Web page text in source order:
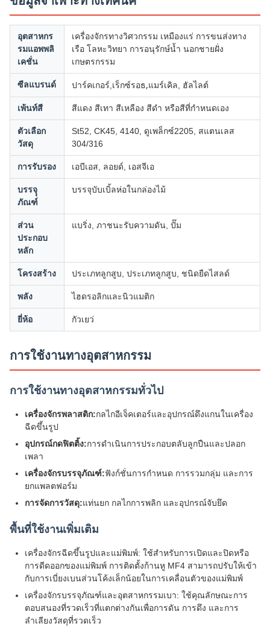
อุตสาหกร
รมแอพพลิ
เคชั่น
เครื่องจักรทางวิศวกรรม เหมืองแร่ การขนส่งทาง
เรือ โลหะวิทยา การอนุรักษ์น้ำ นอกชายฝั่ง
เกษตรกรรม
ซีลแบรนด์ ปาร์คเกอร์, เร็กซ์รอธ,แมร์เคิล, ฮัลไลต์
เพ้นท์สี สีแดง สีเทา สีเหลือง สีดำ หรือสีที่กำหนดเอง
ตัวเลือก
วัสดุ
St52, CK45, 4140, ดูเพล็กซ์2205, สแตนเลส
304/316
การรับรอง เอบีเอส, ลอยด์, เอสจีเอ
บรรจุุ
ภัณฑ์
บรรจุบับเบิ้ลห่อในกล่องไม้
ส่วน
ประกอบ
หลัก
แบริ่ง, ภาชนะรับความดัน, ปั๊ม
โครงสร้าง ประเภทลูกสูบ, ประเภทลูกสูบ, ชนิดยืดไสลด์
พลัง ไฮดรอลิกและนิวแมติก
ยี่ห้อ กัวเยว่
การใช้งานทางอุตสาหกรรม
การใช้งานทางอุตสาหกรรมทั่วไป
เครื่องจักรพลาสติก:กลไกอีเจ็คเตอร์และอุปกรณ์ดึงแกนในเครื่อง
ฉีดขึ้นรูป
อุปกรณ์กดฟิตติ้ง:การดำเนินการประกอบตลับลูกปืนและปลอก
เพลา
เครื่องจักรบรรจุภัณฑ์:ฟังก์ชั่นการกำหนด การรวมกลุ่ม และการ
ยกแพลตฟอร์ม
การจัดการวัสดุ:แท่นยก กลไกการพลิก และอุปกรณ์จับยึด
พื้นที่ใช้งานเพิ่มเติม
เครื่องจักรฉีดขึ้นรูปและแม่พิมพ์: ใช้สำหรับการเปิดและปิดหรือ
การดีดออกของแม่พิมพ์ การติดตั้งก้านหู MF4 สามารถปรับให้เข้า
กับการเบี่ยงเบนส่วนโค้งเล็กน้อยในการเคลื่อนตัวของแม่พิมพ์
เครื่องจักรบรรจุภัณฑ์และอุตสาหกรรมเบา: ใช้คุณลักษณะการ
ตอบสนองที่รวดเร็วที่แตกต่างกันเพื่อการดัน การดึง และการ
ลำเลียงวัสดุที่รวดเร็ว